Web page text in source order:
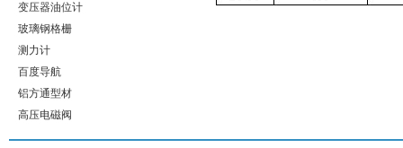
变压器油位计
玻璃钢格栅
测力计
百度导航
铝方通型材
高压电磁阀